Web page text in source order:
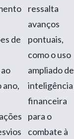
de
ano,
ressalta
avanços
pontuais,
como o uso
ampliado de
inteligência
financeira
para o
combate à